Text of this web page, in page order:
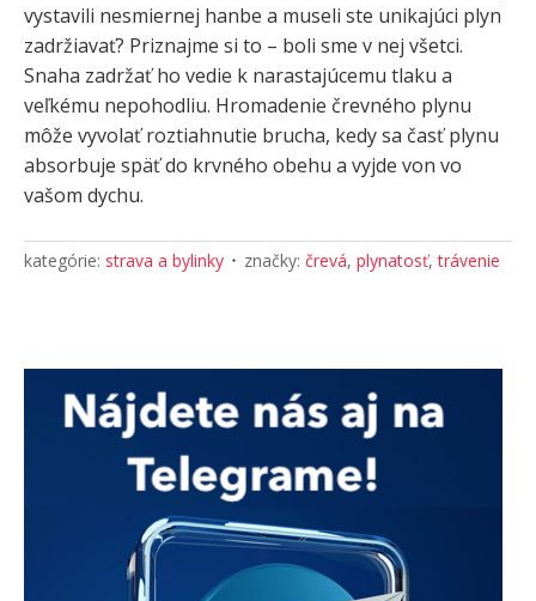
vystavili nesmiernej hanbe a museli ste unikajúci plyn
zadržiavať? Priznajme si to – boli sme v nej všetci.
Snaha zadržať ho vedie k narastajúcemu tlaku a
veľkému nepohodliu. Hromadenie črevného plynu
môže vyvolať roztiahnutie brucha, kedy sa časť plynu
absorbuje späť do krvného obehu a vyjde von vo
vašom dychu.
kategórie: strava a bylinky značky: črevá, plynatosť,trávenie